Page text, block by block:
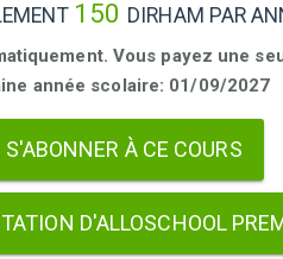
150 DIRHAM PAR
Vous payez une
année scolaire: 01/09/2027
S'ABONNER À CE COURS
D'ALLOSCHOOL